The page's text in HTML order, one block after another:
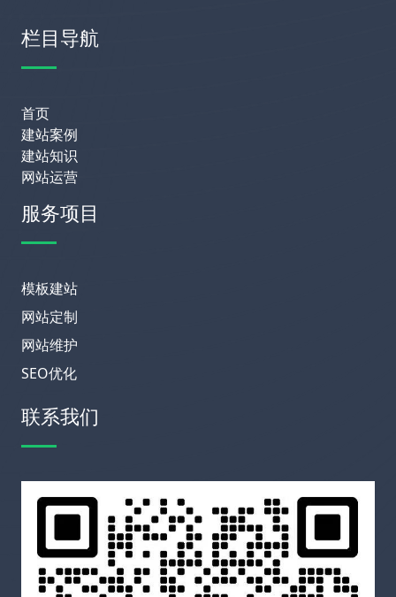
栏目导航
首页
建站案例
建站知识
网站运营
服务项目
模板建站
网站定制
网站维护
SEO优化
联系我们